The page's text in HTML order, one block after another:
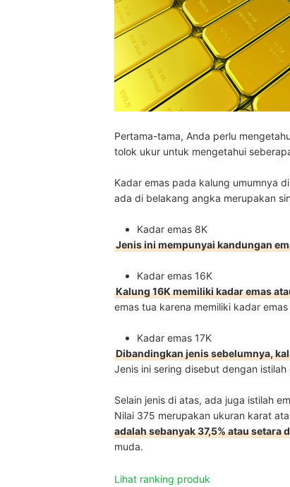
Pertama-tama, Anda perlu
tolok ukur untuk mengetahui
Kadar emas pada kalung umumnya
ada di belakang angka merupakan
Kadar emas 8K
Jenis ini mempunyai kandungan
Kadar emas 16K
Kalung 16K memiliki kadar emas
emas tua karena memiliki kadar
Kadar emas 17K
Dibandingkan jenis sebelumnya,
Jenis ini sering disebut dengan istilah
Selain jenis di atas, ada juga istilah
Nilai 375 merupakan ukuran karat
adalah sebanyak 37,5% atau setara
muda.
Lihat ranking produk